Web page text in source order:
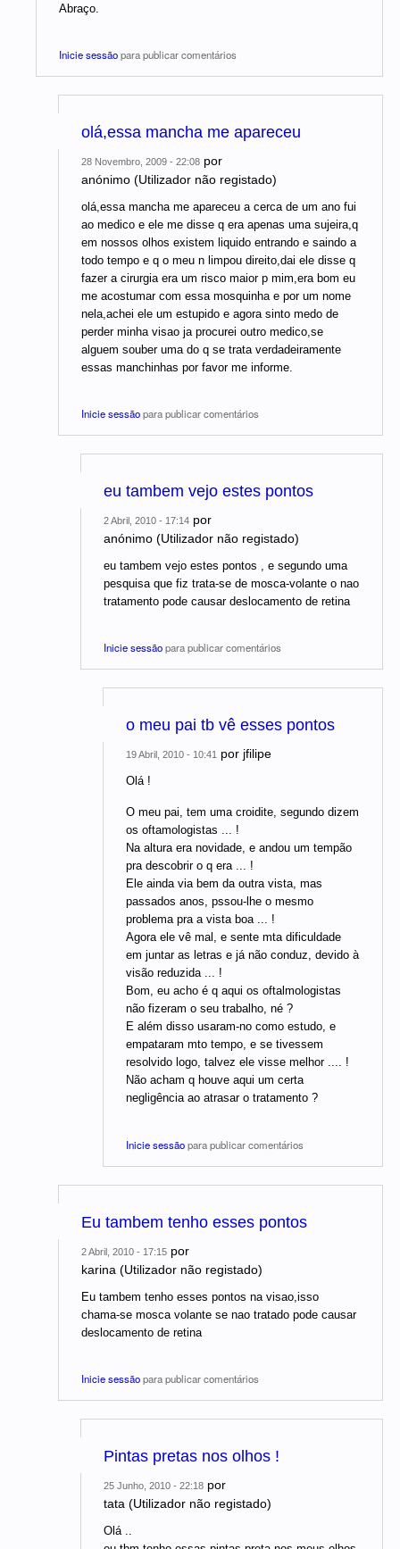
Abraço.
Inicie sessãopara publicar comentários
olá,essa mancha me apareceu
28 Novembro, 2009 - 22:08 por
anónimo (Utilizador não registado)
olá,essa mancha me apareceu a cerca de um ano fui
ao medico e ele me disse q era apenas uma sujeira,q
em nossos olhos existem liquido entrando e saindo a
todo tempo e q o meu n limpou direito,dai ele disse q
fazer a cirurgia era um risco maior p mim,era bom eu
me acostumar com essa mosquinha e por um nome
nela,achei ele um estupido e agora sinto medo de
perder minha visao ja procurei outro medico,se
alguem souber uma do q se trata verdadeiramente
essas manchinhas por favor me informe.
Inicie sessãopara publicar comentários
eu tambem vejo estes pontos
2 Abril, 2010 - 17:14 por
anónimo (Utilizador não registado)
eu tambem vejo estes pontos , e segundo uma
pesquisa que fiz trata-se de mosca-volante o nao
tratamento pode causar deslocamento de retina
Inicie sessãopara publicar comentários
o meu pai tb vê esses pontos
19 Abril, 2010 - 10:41 por jfilipe
Olá !
O meu pai, tem uma croidite, segundo dizem
os oftamologistas ... !
Na altura era novidade, e andou um tempão
pra descobrir o q era ... !
Ele ainda via bem da outra vista, mas
passados anos, pssou-lhe o mesmo
problema pra a vista boa ... !
Agora ele vê mal, e sente mta dificuldade
em juntar as letras e já não conduz, devido à
visão reduzida ... !
Bom, eu acho é q aqui os oftalmologistas
não fizeram o seu trabalho, né ?
E além disso usaram-no como estudo, e
empataram mto tempo, e se tivessem
resolvido logo, talvez ele visse melhor .... !
Não acham q houve aqui um certa
negligência ao atrasar o tratamento ?
Inicie sessãopara publicar comentários
Eu tambem tenho esses pontos
2 Abril, 2010 - 17:15 por
karina (Utilizador não registado)
Eu tambem tenho esses pontos na visao,isso
chama-se mosca volante se nao tratado pode causar
deslocamento de retina
Inicie sessãopara publicar comentários
Pintas pretas nos olhos !
25 Junho, 2010 - 22:18 por
tata (Utilizador não registado)
Olá ..